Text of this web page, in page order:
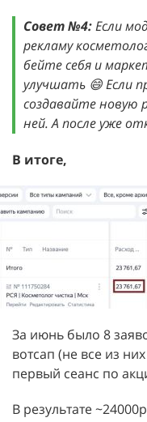
Совет №4:Если
рекламу
бейте себя и
улучшать 😄 Если
создавайте новую
ней. А после уже
В итоге,
За июнь было 8
вотсап (не все из
первый сеанс по
В результате